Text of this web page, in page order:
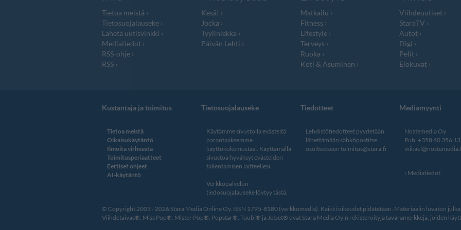
Tietoa meistä
Tietosuojalauseke
Lähetä uutisvinkki
Mediatiedot
RSS-ohje
RSS
Kesä!
Jocka
Tyyliniekka
Päivän Lehti
Matkailu
Fitness
Lifestyle
Terveys
Ruoka
Koti & Asuminen
Viihdeuutiset
StaraTV
Autot
Digi
Pelit
Elokuvat
Kustantaja ja toimitus
Tietoa meistä
Oikaisukäytäntö
Ilmoita virheestä
Toimitusperiaatteet
Eettiset ohjeet
AI-käytäntö
Tietosuojalauseke
Käytämme sivustolla evästeitä
parantaaksemme
käyttökokemustasi. Käyttämällä
sivustoa hyväksyt evästeiden
tallentamisen laitteellesi.
Verkkopalvelun
tiedosuojalauseke löytyy tästä.
Tiedotteet
Lehdistötiedotteet pyydetään
lähettämään sähköpostitse
osoitteeseen toimitus@stara.fi
Mediamyynti
Nostemedia Oy
Puh. +358 40 356
Mediatiedot
© Copyright 2003 - 2026 Stara Media Online Oy. ISSN 1795-8180 (verkkomedia). Kaikki oikeudet pidätetään. Materiaalin luvaton
Viihdetaivas®, Miss Pop®, Mister Pop®, Popstar®, Tuubi® ja Jetset® ovat Stara Media Oy:n rekisteröityjä tavaramerkkejä, joiden